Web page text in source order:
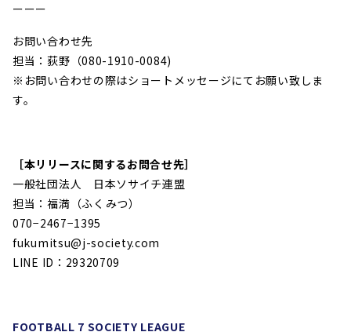
ーーー
お問い合わせ先
担当：荻野（080-1910-0084)
※ お問い合わせの際はショートメッセージにてお願い致しま
す。
［本リリースに関するお問合せ先］
一般社団法人 日本ソサイチ連盟
担当：福満（ふくみつ）
070−2467−1395
fukumitsu@j-society.com
LINE ID：29320709
FOOTBALL 7 SOCIETY LEAGUE